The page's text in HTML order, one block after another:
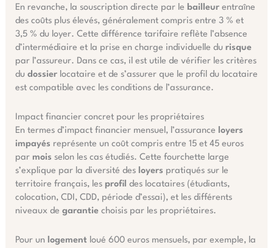
En revanche, la souscription directe par le bailleurentraîne
des coûts plus élevés, généralement compris entre 3 % et
3,5 % du loyer. Cette différence tarifaire reflète l’absence
d’intermédiaire et la prise en charge individuelle du risque
par l’assureur. Dans ce cas, il est utile de vérifier les critères
du dossierlocataire et de s’assurer que le profil du locataire
est compatible avec les conditions de l’assurance.
Impact financier concret pour les propriétaires
En termes d’impact financier mensuel, l’assurance loyers
impayés représente un coût compris entre 15 et 45 euros
par mois selon les cas étudiés. Cette fourchette large
s’explique par la diversité des loyers pratiqués sur le
territoire français, les profil des locataires (étudiants,
colocation, CDI, CDD, période d’essai), et les différents
niveaux de garantie choisis par les propriétaires.
Pour un logement loué 600 euros mensuels, par exemple, la